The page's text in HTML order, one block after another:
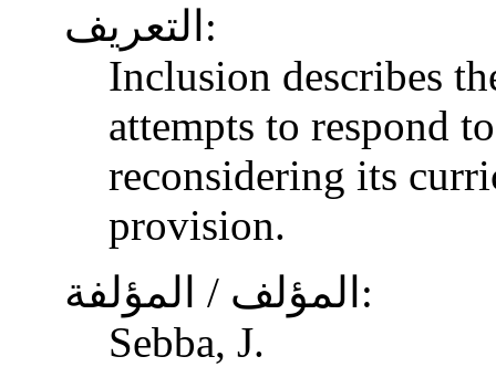
التعريف:
Inclusion describes
attempts to respond
reconsidering its
provision.
المؤلف / المؤلفة:
Sebba, J.